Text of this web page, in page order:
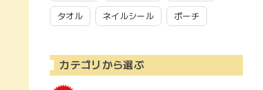
タオル ネイルシール ポーチ
カテゴリから選ぶ